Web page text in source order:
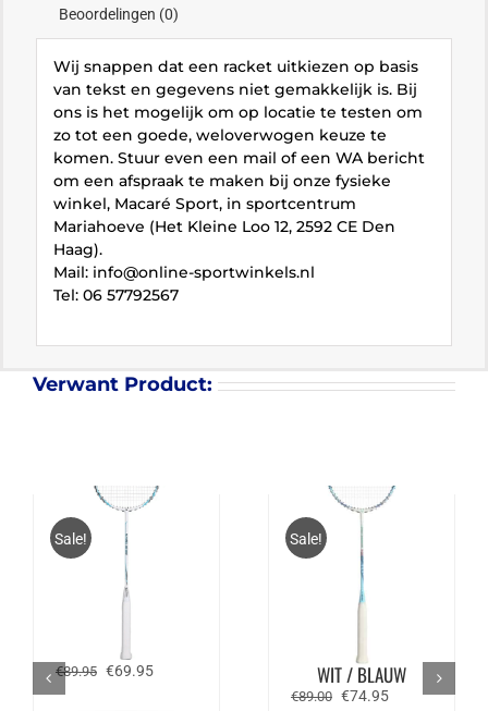
Beoordelingen (0)
Wij snappen dat een racket uitkiezen op basis
van tekst en gegevens niet gemakkelijk is. Bij
ons is het mogelijk om op locatie te testen om
zo tot een goede, weloverwogen keuze te
komen. Stuur even een mail of een WA bericht
om een afspraak te maken bij onze fysieke
winkel, Macaré Sport, in sportcentrum
Mariahoeve (Het Kleine Loo 12, 2592 CE Den
Haag).
Mail: info@online-sportwinkels.nl
Tel: 06 57792567
Verwant Product:
Sale!
BLAUW / WIT
€89.95 Oorspronkelijke
€69.95Huidige
Sale!
ENHANCER 140 M –
WIT / BLAUW
€89.00 Oorspronkelijke
€74.95Huidige